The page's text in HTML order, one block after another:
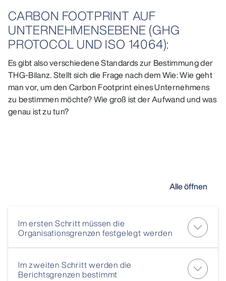
CARBON FOOTPRINT AUF
UNTERNEHMENSEBENE (GHG
PROTOCOL UND ISO 14064):
Es gibt also verschiedene Standards zur Bestimmung der
THG-Bilanz. Stellt sich die Frage nach dem Wie: Wie geht
man vor, um den Carbon Footprint eines Unternehmens
zu bestimmen möchte? Wie groß ist der Aufwand und was
genau ist zu tun?
Alle öffnen
Im ersten Schritt müssen die
Organisationsgrenzen festgelegt werden
Im zweiten Schritt werden die
Berichtsgrenzen bestimmt